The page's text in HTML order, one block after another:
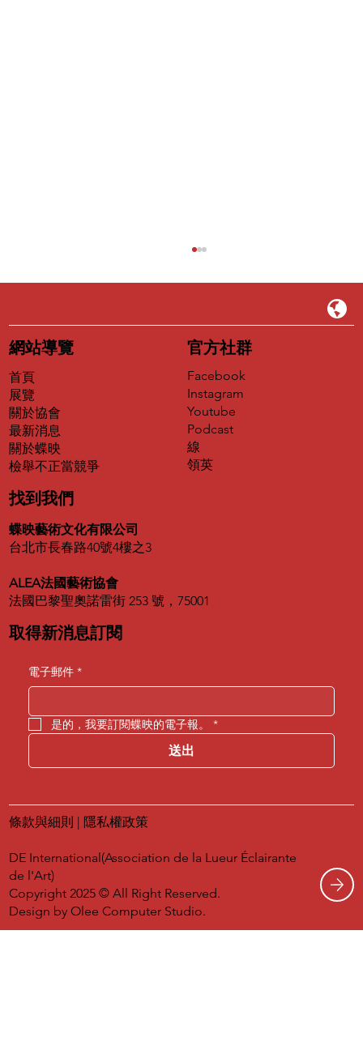
第二屆犬之日「潦草小狗出道計畫」得獎
名單正式揭曉
網站導覽
首頁
展覽
關於協會
最新消息
關於蝶映
​檢舉不正當競爭
官方社群
Facebook
Instagram
Youtube
Podcast
線
領英
找到我們
蝶映藝術文化有限公司
台北市長春路40號4樓之3
ALEA法國藝術協會
法國巴黎聖奧諾雷街 253 號，75001
取得新消息訂閱
電子郵件 *
是的，我要訂閱蝶映的電子報。 *
送出
條款與細則 | 隱私權政策
DE International(Association de la Lueur Éclairante
de l'Art)
Copyright 2025 © All Right Reserved.
Design byOlee Computer Studio.